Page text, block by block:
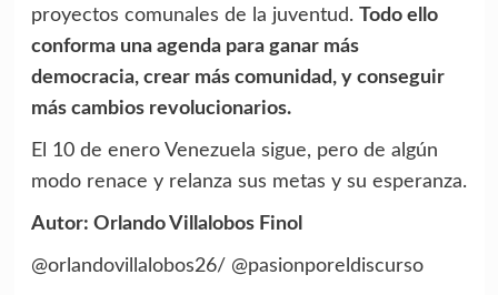
proyectos comunales de la juventud.
Todo ello
conforma una agenda para ganar más
democracia, crear más comunidad, y conseguir
más cambios revolucionarios.
El 10 de enero Venezuela sigue, pero de algún
modo renace y relanza sus metas y su esperanza.
Autor: Orlando Villalobos Finol
@orlandovillalobos26/ @pasionporeldiscurso